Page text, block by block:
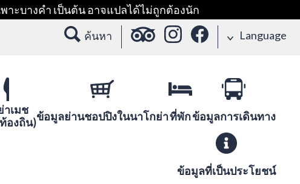
าะบางคำ เป็นต้น อาจแปลได้ไม่ถูกต้องนัก
ค้นหา Language
าเมช
องถิน)ข้อมูลย่านชอปปิงในนาโกย่าที่พักข้อมูลการเดินทาง
ข้อมูลที่เป็นประโยชน์